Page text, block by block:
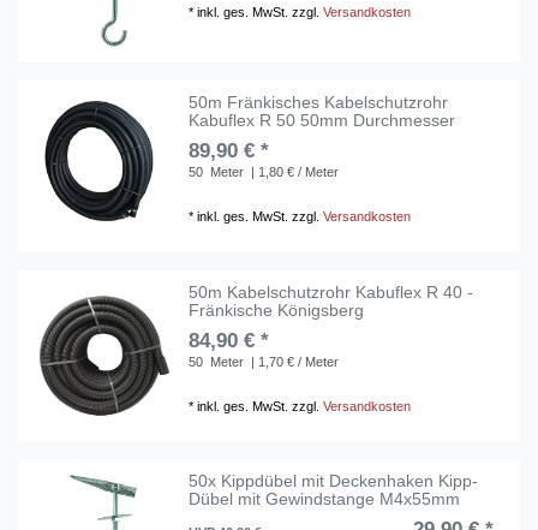
*inkl. ges. MwSt. zzgl.Versandkosten
50m Fränkisches Kabelschutzrohr
Kabuflex R 50 50mm Durchmesser
89,90 € *
50 Meter | 1,80 € / Meter
*inkl. ges. MwSt. zzgl.Versandkosten
50m Kabelschutzrohr Kabuflex R 40 -
Fränkische Königsberg
84,90 € *
50 Meter | 1,70 € / Meter
*inkl. ges. MwSt. zzgl.Versandkosten
50x Kippdübel mit Deckenhaken Kipp-
Dübel mit Gewindstange M4x55mm